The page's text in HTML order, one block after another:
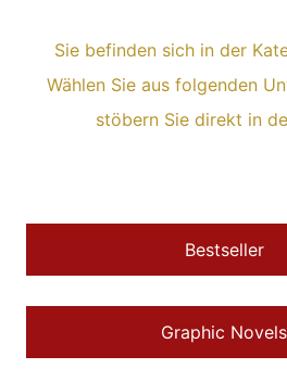
Sie befinden sich in der
Wählen Sie aus folgenden
stöbern Sie direkt in
Bestseller
Graphic Novels